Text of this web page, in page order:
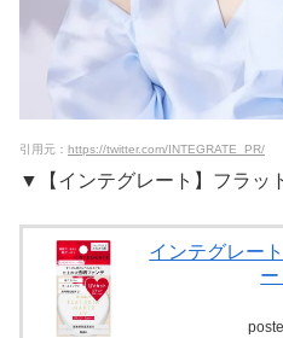
引用元： https://twitter.com/INTEGRATE_PR/
▼【インテグレート】フラッ
インテグレー